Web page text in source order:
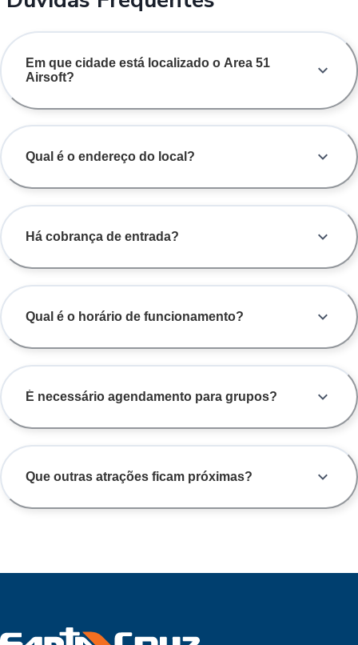
Em que cidade está localizado o Area 51
Airsoft?
Qual é o endereço do local?
Há cobrança de entrada?
Qual é o horário de funcionamento?
É necessário agendamento para grupos?
Que outras atrações ficam próximas?